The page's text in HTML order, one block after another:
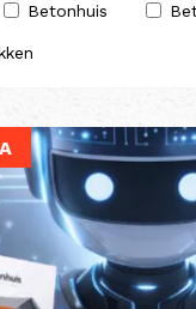
Betonhuis